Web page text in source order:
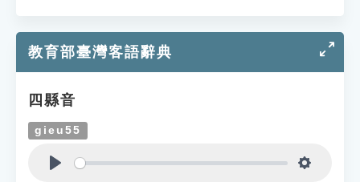
教育部臺灣客語辭典
四縣音
gieu55